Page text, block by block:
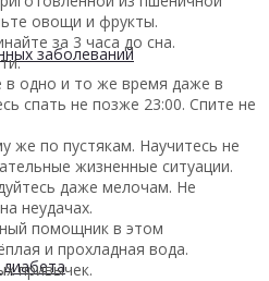
заболеваний
овощи и фрукты.
за 3 часа до сна.
в одно и то же время даже в
спать не позже 23:00. Спите не
же по пустякам. Научитесь не
жизненные ситуации.
даже мелочам. Не
неудачах.
помощник в этом
и прохладная вода.
привычек.